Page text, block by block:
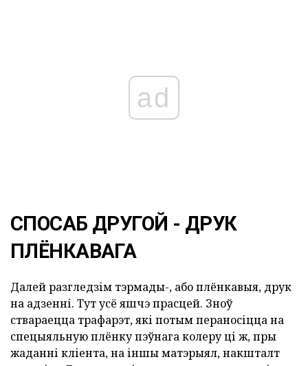
ad
СПОСАБ ДРУГОЙ - ДРУК
ПЛЁНКАВАГА
Далей разгледзім тэрмады-, або плёнкавыя, друк
на адзенні. Тут усё яшчэ прасцей. Зноў
ствараецца трафарэт, які потым пераносіцца на
спецыяльную плёнку пэўнага колеру ці ж, пры
жаданні кліента, на іншы матэрыял, накшталт